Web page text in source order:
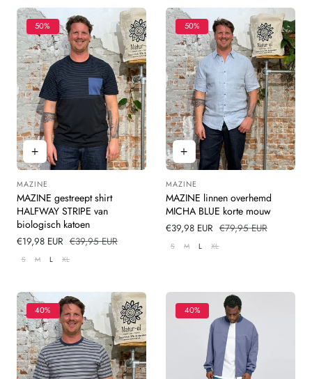
50%
Leverancier:
MAZINE
MAZINE gestreept shirt
HALFWAY STRIPE van
biologisch katoen
Verkoopprijs
€19,98 EUR Normale
€39,95 EUR
S M L XL
50%
Leverancier:
MAZINE
MAZINE linnen overhemd
MICHA BLUE korte mouw
Verkoopprijs
€39,98 EUR Normale
€79,95 EUR
S M L XL
40% 40%